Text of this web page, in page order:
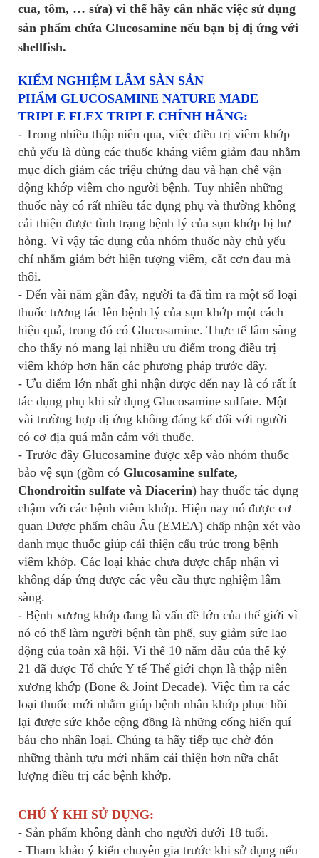
cua, tôm, … sứa) vì thế hãy cân nhắc việc sử dụng
sản phẩm chứa Glucosamine nếu bạn bị dị ứng với
shellfish.
KIỂM NGHIỆM LÂM SÀN SẢN
PHẨM GLUCOSAMINE NATURE MADE
TRIPLE FLEX TRIPLE CHÍNH HÃNG:
- Trong nhiều thập niên qua, việc điều trị viêm khớp
chủ yếu là dùng các thuốc kháng viêm giảm đau nhằm
mục đích giảm các triệu chứng đau và hạn chế vận
động khớp viêm cho người bệnh. Tuy nhiên những
thuốc này có rất nhiều tác dụng phụ và thường không
cải thiện được tình trạng bệnh lý của sụn khớp bị hư
hỏng. Vì vậy tác dụng của nhóm thuốc này chủ yếu
chỉ nhằm giảm bớt hiện tượng viêm, cắt cơn đau mà
thôi.
- Ðến vài năm gần đây, người ta đã tìm ra một số loại
thuốc tương tác lên bệnh lý của sụn khớp một cách
hiệu quả, trong đó có Glucosamine. Thực tế lâm sàng
cho thấy nó mang lại nhiều ưu điểm trong điều trị
viêm khớp hơn hẳn các phương pháp trước đây.
- Ưu điểm lớn nhất ghi nhận được đến nay là có rất ít
tác dụng phụ khi sử dụng Glucosamine sulfate. Một
vài trường hợp dị ứng không đáng kể đối với người
có cơ địa quá mẫn cảm với thuốc.
- Trước đây Glucosamine được xếp vào nhóm thuốc
bảo vệ sụn (gồm có Glucosamine sulfate,
Chondroitin sulfate và Diacerin) hay thuốc tác dụng
chậm với các bệnh viêm khớp. Hiện nay nó được cơ
quan Dược phẩm châu Âu (EMEA) chấp nhận xét vào
danh mục thuốc giúp cải thiện cấu trúc trong bệnh
viêm khớp. Các loại khác chưa được chấp nhận vì
không đáp ứng được các yêu cầu thực nghiệm lâm
sàng.
- Bệnh xương khớp đang là vấn đề lớn của thế giới vì
nó có thể làm người bệnh tàn phế, suy giảm sức lao
động của toàn xã hội. Vì thế 10 năm đầu của thế kỷ
21 đã được Tổ chức Y tế Thế giới chọn là thập niên
xương khớp (Bone & Joint Decade). Việc tìm ra các
loại thuốc mới nhằm giúp bệnh nhân khớp phục hồi
lại được sức khỏe cộng đồng là những cống hiến quí
báu cho nhân loại. Chúng ta hãy tiếp tục chờ đón
những thành tựu mới nhằm cải thiện hơn nữa chất
lượng điều trị các bệnh khớp.
CHÚ Ý KHI SỬ DỤNG:
- Sản phẩm không dành cho người dưới 18 tuổi.
- Tham khảo ý kiến chuyên gia trước khi sử dụng nếu